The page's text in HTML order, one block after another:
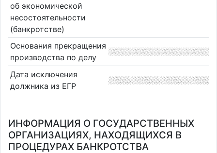
об экономической
несостоятельности
(банкротстве)
Основания прекращения
производства по делу
Дата исключения
должника из ЕГР
ИНФОРМАЦИЯ О ГОСУДАРСТВЕННЫХ
ОРГАНИЗАЦИЯХ, НАХОДЯЩИХСЯ В
ПРОЦЕДУРАХ БАНКРОТСТВА